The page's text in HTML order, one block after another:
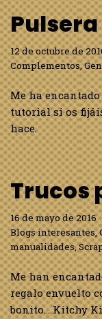
12 de octubre de
Complementos,
Me ha
tutorial si os
hace.
Trucos
16 de mayo de 2016
Blogs interesantes,
manualidades,
Me han
regalo envuelto
bonito… Kitchy